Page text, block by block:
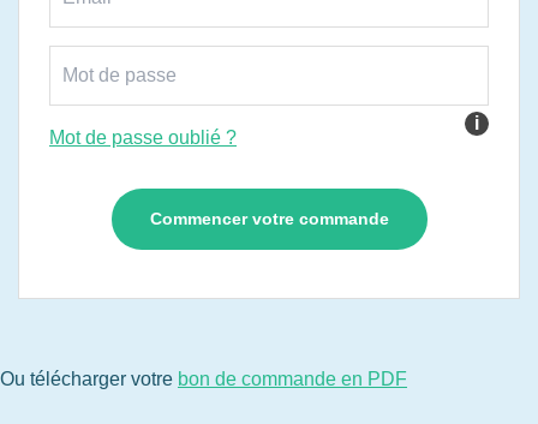
i
Mot de passe oublié ?
Ou télécharger votre bon de commande en PDF